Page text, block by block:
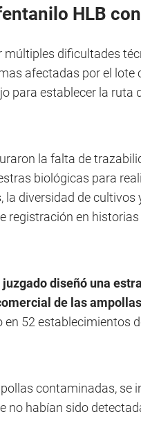
HLB
múltiples dificultades
afectadas por el lote
para establecer la ruta
la falta de
biológicas para
la diversidad de
registración en
juzgado diseñó una
de las
en 52 establecimientos
contaminadas, se
no habían sido